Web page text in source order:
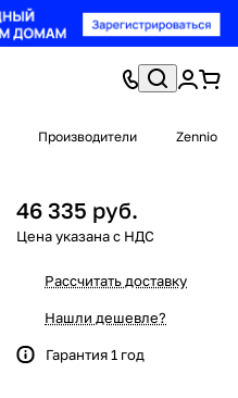
Производители Zennio
46 335 руб.
Рассчитать доставку
Нашли дешевле?
Гарантия 1 год